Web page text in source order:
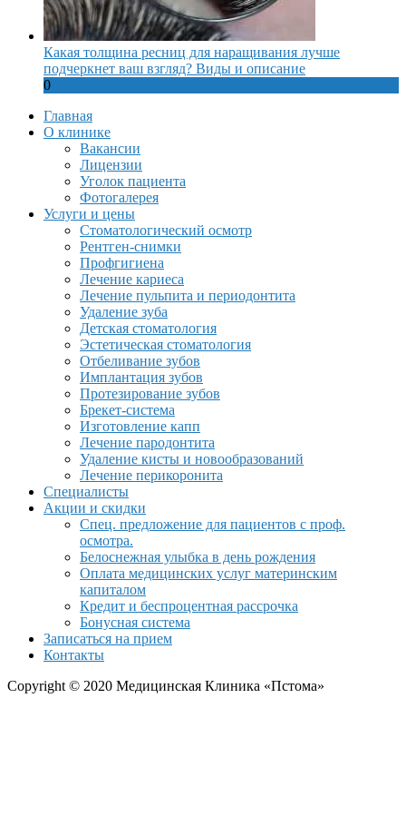
Какая толщина ресниц для наращивания лучше
подчеркнет ваш взгляд? Виды и описание
0
Главная
О клинике
Вакансии
Лицензии
Уголок пациента
Фотогалерея
Услуги и цены
Стоматологический осмотр
Рентген-снимки
Профгигиена
Лечение кариеса
Лечение пульпита и периодонтита
Удаление зуба
Детская стоматология
Эстетическая стоматология
Отбеливание зубов
Имплантация зубов
Протезирование зубов
Брекет-система
Изготовление капп
Лечение пародонтита
Удаление кисты и новообразований
Лечение перикоронита
Специалисты
Акции и скидки
Спец. предложение для пациентов с проф.
осмотра.
Белоснежная улыбка в день рождения
Оплата медицинских услуг материнским
капиталом
Кредит и беспроцентная рассрочка
Бонусная система
Записаться на прием
Контакты
Copyright © 2020 Медицинская Клиника «Пстома»